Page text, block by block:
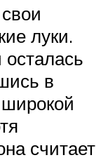
луки.
в
считает